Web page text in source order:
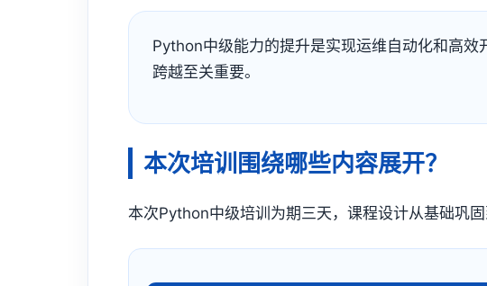
Python中级能力的提升是实现运维自动化和高
跨越至关重要。
本次培训围绕哪些内容展开？
本次Python中级培训为期三天，课程设计从基础巩